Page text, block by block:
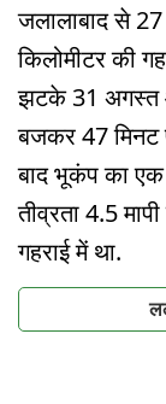
जलालाबाद से 27
किलोमीटर की
झटके 31 अगस्त
बजकर 47 मिनट
बाद भूकंप का
तीव्रता 4.5
गहराई में था.